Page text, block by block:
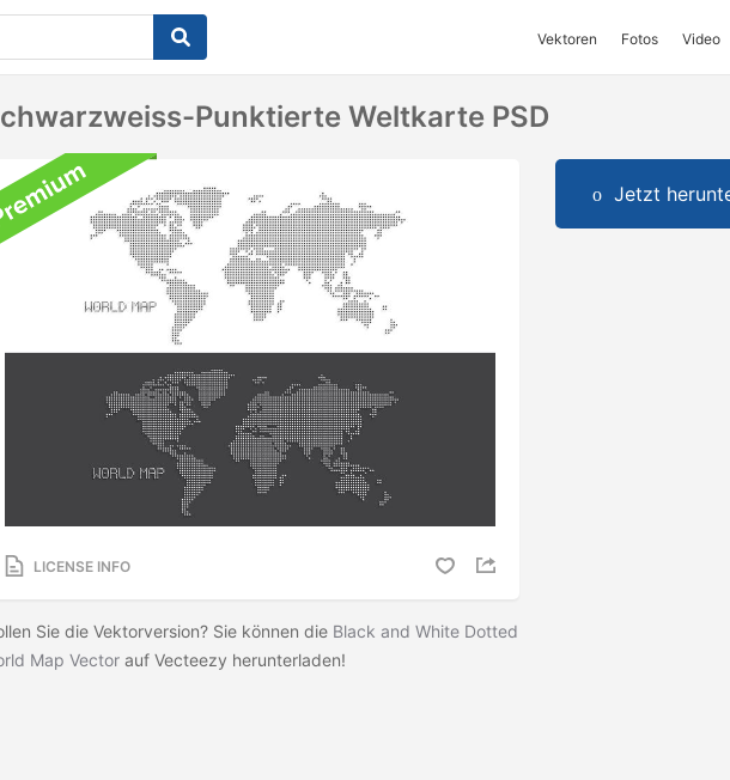
Vektoren Fotos Video
Punktierte Weltkarte PSD
LICENSE INFO
Sie die Vektorversion? Sie können die Black and White Dotted
Map Vector auf Vecteezy herunterladen!
Jetzt